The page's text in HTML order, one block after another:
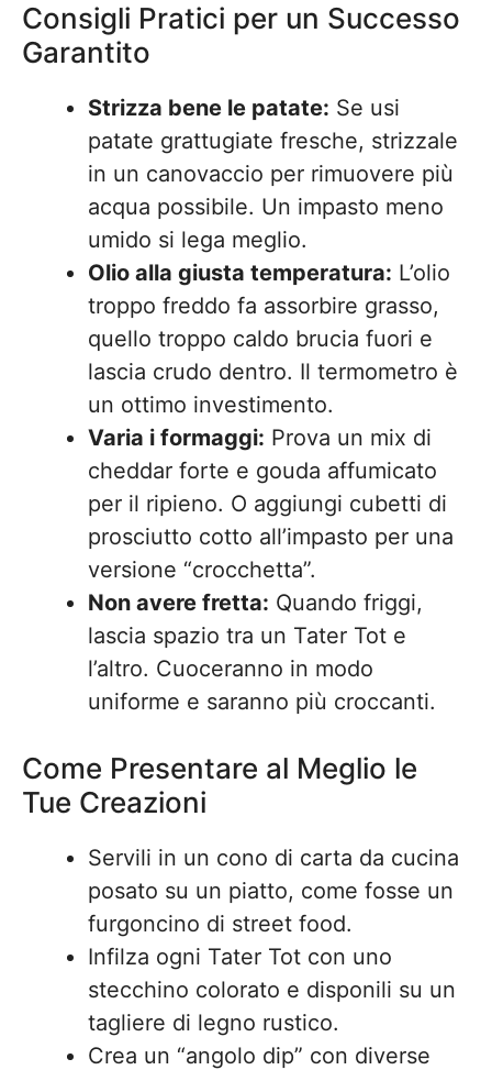
Consigli Pratici per un Successo
Garantito
Strizza bene le patate: Se usi
patate grattugiate fresche, strizzale
in un canovaccio per rimuovere più
acqua possibile. Un impasto meno
umido si lega meglio.
Olio alla giusta temperatura: L’olio
troppo freddo fa assorbire grasso,
quello troppo caldo brucia fuori e
lascia crudo dentro. Il termometro è
un ottimo investimento.
Varia i formaggi: Prova un mix di
cheddar forte e gouda affumicato
per il ripieno. O aggiungi cubetti di
prosciutto cotto all’impasto per una
versione “crocchetta”.
Non avere fretta: Quando friggi,
lascia spazio tra un Tater Tot e
l’altro. Cuoceranno in modo
uniforme e saranno più croccanti.
Come Presentare al Meglio le
Tue Creazioni
Servili in un cono di carta da cucina
posato su un piatto, come fosse un
furgoncino di street food.
Infilza ogni Tater Tot con uno
stecchino colorato e disponili su un
tagliere di legno rustico.
Crea un “angolo dip” con diverse